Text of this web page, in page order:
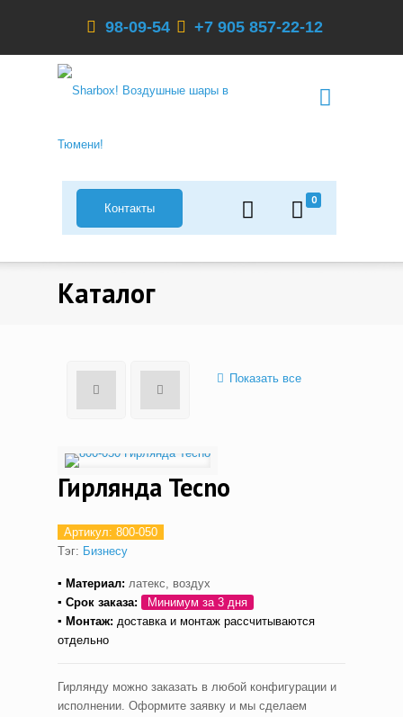
98-09-54 +7 905 857-22-12
0
Контакты
Каталог
Показать все
Гирлянда Tecno
Артикул: 800-050
Тэг: Бизнесу
▪ Материал: латекс, воздух
▪ Срок заказа:
Минимум за 3 дня
▪ Монтаж: доставка и монтаж рассчитываются
отдельно
Гирлянду можно заказать в любой конфигурации и
исполнении. Оформите заявку и мы сделаем